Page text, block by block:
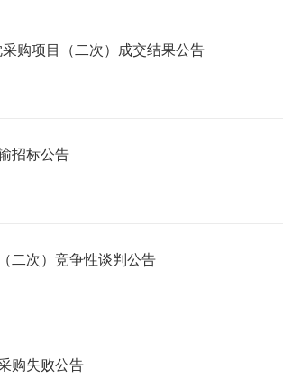
购项目（二次）成交结果公告
招标公告
二次）竞争性谈判公告
购失败公告